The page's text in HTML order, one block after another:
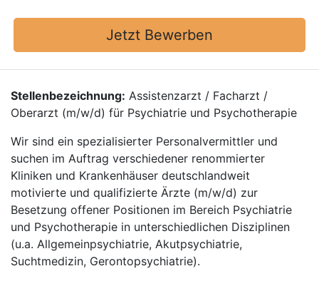
Jetzt Bewerben
Stellenbezeichnung: Assistenzarzt / Facharzt /
Oberarzt (m/w/d) für Psychiatrie und Psychotherapie
Wir sind ein spezialisierter Personalvermittler und
suchen im Auftrag verschiedener renommierter
Kliniken und Krankenhäuser deutschlandweit
motivierte und qualifizierte Ärzte (m/w/d) zur
Besetzung offener Positionen im Bereich Psychiatrie
und Psychotherapie in unterschiedlichen Disziplinen
(u.a. Allgemeinpsychiatrie, Akutpsychiatrie,
Suchtmedizin, Gerontopsychiatrie).